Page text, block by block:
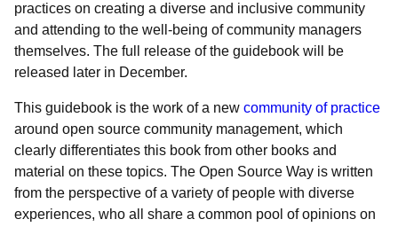
practices on creating a diverse and inclusive community
and attending to the well-being of community managers
themselves. The full release of the guidebook will be
released later in December.
This guidebook is the work of a new community of practice
around open source community management, which
clearly differentiates this book from other books and
material on these topics. The Open Source Way is written
from the perspective of a variety of people with diverse
experiences, who all share a common pool of opinions on